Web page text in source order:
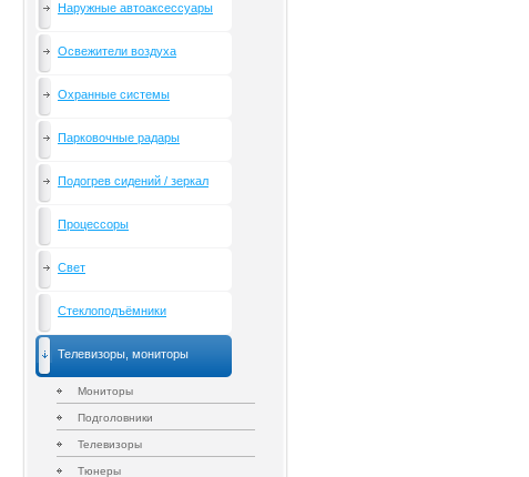
Наружные автоаксессуары
Освежители воздуха
Охранные системы
Парковочные радары
Подогрев сидений / зеркал
Процессоры
Свет
Стеклоподъёмники
Телевизоры, мониторы
Мониторы
Подголовники
Телевизоры
Тюнеры